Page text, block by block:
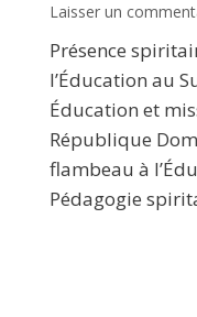
Laisser un
Présence
l’Éducation au
Éducation et
République
flambeau à
Pédagogie